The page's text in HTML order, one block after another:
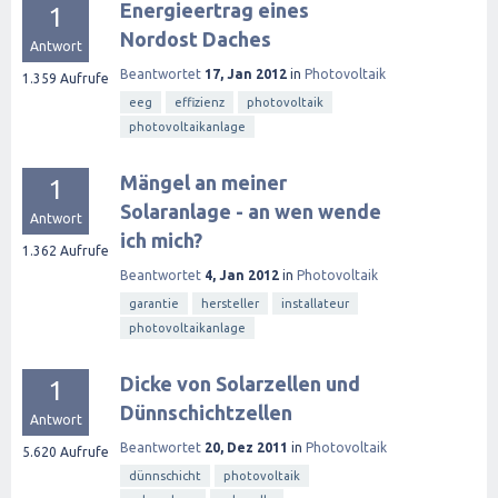
1
Antwort
1.359 Aufrufe
Energieertrag eines
Nordost Daches
Beantwortet 17, Jan 2012 in Photovoltaik
eeg effizienz
photovoltaik
photovoltaikanlage
1
Antwort
1.362 Aufrufe
Mängel an meiner
Solaranlage - an wen wende
ich mich?
Beantwortet 4, Jan 2012 in Photovoltaik
garantie hersteller
installateur
photovoltaikanlage
1
Antwort
5.620 Aufrufe
Dicke von Solarzellen und
Dünnschichtzellen
Beantwortet 20, Dez 2011 in Photovoltaik
dünnschicht
photovoltaik